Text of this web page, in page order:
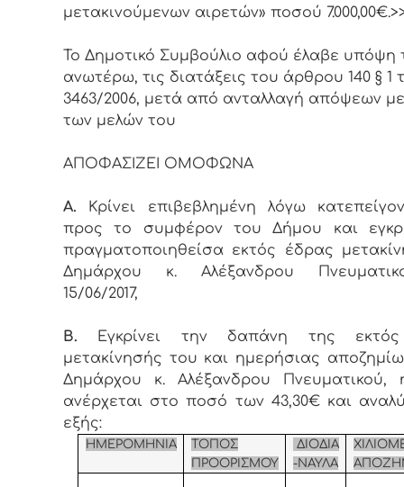
μετακινούμενων αιρετών» ποσού
Το Δημοτικό Συμβούλιο αφού έλαβε υπόψη
ανωτέρω, τις διατάξεις του άρθρου 140 § 1
3463/2006, μετά από ανταλλαγή απόψεων
των μελών του
ΑΠΟΦΑΣΙΖΕΙ ΟΜΟΦΩΝΑ
Α. Κρίνει επιβεβλημένη λόγω
προς το συμφέρον του Δήμου και
πραγματοποιηθείσα εκτός έδρας
Δημάρχου κ. Αλέξανδρου
15/06/2017,
Β. Εγκρίνει την δαπάνη της
μετακίνησής του και ημερήσιας
Δημάρχου κ. Αλέξανδρου Πνευματικού,
ανέρχεται στο ποσό των 43,30€ και
εξής:
ΗΜΕΡΟΜΗΝΙΑ
ΤΟΠΟΣ
ΠΡΟΟΡΙΣΜΟΥ
ΔΙΟΔΙΑ
-ΝΑΥΛΑ